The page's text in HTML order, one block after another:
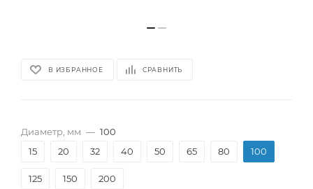
В ИЗБРАННОЕ СРАВНИТЬ
Диаметр, мм — 100
15
20 32 40 50 65 80 100
125 150 200